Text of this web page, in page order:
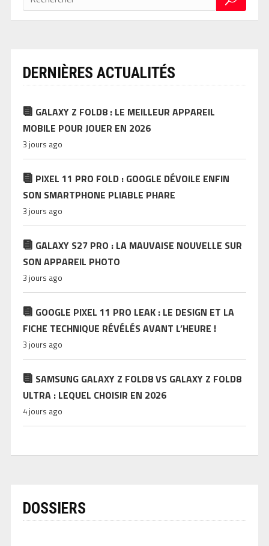
DERNIÈRES ACTUALITÉS
GALAXY Z FOLD8 : LE MEILLEUR APPAREIL
MOBILE POUR JOUER EN 2026
3 jours ago
PIXEL 11 PRO FOLD : GOOGLE DÉVOILE ENFIN
SON SMARTPHONE PLIABLE PHARE
3 jours ago
GALAXY S27 PRO : LA MAUVAISE NOUVELLE SUR
SON APPAREIL PHOTO
3 jours ago
GOOGLE PIXEL 11 PRO LEAK : LE DESIGN ET LA
FICHE TECHNIQUE RÉVÉLÉS AVANT L’HEURE !
3 jours ago
SAMSUNG GALAXY Z FOLD8 VS GALAXY Z FOLD8
ULTRA : LEQUEL CHOISIR EN 2026
4 jours ago
DOSSIERS